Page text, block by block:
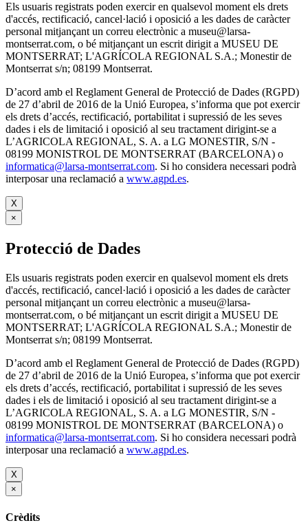
Els usuaris registrats poden exercir en qualsevol moment els drets
d'accés, rectificació, cancel·lació i oposició a les dades de caràcter
personal mitjançant un correu electrònic a museu@larsa-
montserrat.com, o bé mitjançant un escrit dirigit a MUSEU DE
MONTSERRAT; L'AGRÍCOLA REGIONAL S.A.; Monestir de
Montserrat s/n; 08199 Montserrat.
D’acord amb el Reglament General de Protecció de Dades (RGPD)
de 27 d’abril de 2016 de la Unió Europea, s’informa que pot exercir
els drets d’accés, rectificació, portabilitat i supressió de les seves
dades i els de limitació i oposició al seu tractament dirigint-se a
L’AGRICOLA REGIONAL, S. A. a LG MONESTIR, S/N -
08199 MONISTROL DE MONTSERRAT (BARCELONA) o
informatica@larsa-montserrat.com. Si ho considera necessari podrà
interposar una reclamació a www.agpd.es.
X
×
Protecció de Dades
Els usuaris registrats poden exercir en qualsevol moment els drets
d'accés, rectificació, cancel·lació i oposició a les dades de caràcter
personal mitjançant un correu electrònic a museu@larsa-
montserrat.com, o bé mitjançant un escrit dirigit a MUSEU DE
MONTSERRAT; L'AGRÍCOLA REGIONAL S.A.; Monestir de
Montserrat s/n; 08199 Montserrat.
D’acord amb el Reglament General de Protecció de Dades (RGPD)
de 27 d’abril de 2016 de la Unió Europea, s’informa que pot exercir
els drets d’accés, rectificació, portabilitat i supressió de les seves
dades i els de limitació i oposició al seu tractament dirigint-se a
L’AGRICOLA REGIONAL, S. A. a LG MONESTIR, S/N -
08199 MONISTROL DE MONTSERRAT (BARCELONA) o
informatica@larsa-montserrat.com. Si ho considera necessari podrà
interposar una reclamació a www.agpd.es.
X
×
Crèdits